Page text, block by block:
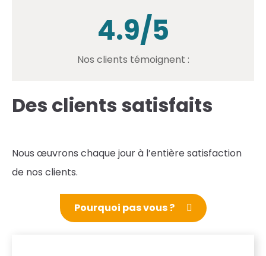
4.9/5
Nos clients témoignent :
Des clients satisfaits
Nous œuvrons chaque jour à l’entière satisfaction
de nos clients.
Pourquoi pas vous ?